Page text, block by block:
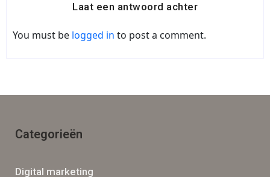
Laat een antwoord achter
You must be logged in to post a comment.
Categorieën
Digital marketing